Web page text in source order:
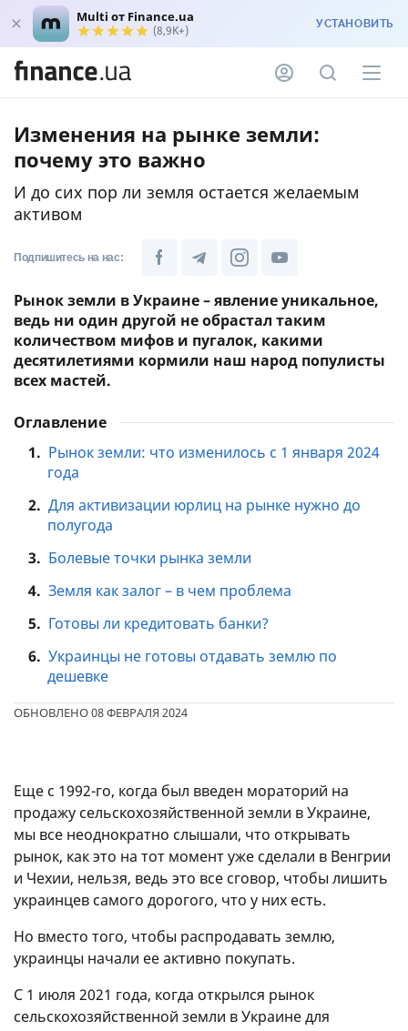
Multi от Finance.ua
(8,9K+) УСТАНОВИТЬ
Изменения на рынке земли:
почему это важно
И до сих пор ли земля остается желаемым
активом
Подпишитесь на нас:
Рынок земли в Украине – явление уникальное,
ведь ни один другой не обрастал таким
количеством мифов и пугалок, какими
десятилетиями кормили наш народ популисты
всех мастей.
Оглавление
1. Рынок земли: что изменилось с 1 января 2024
года
2. Для активизации юрлиц на рынке нужно до
полугода
3. Болевые точки рынка земли
4. Земля как залог – в чем проблема
5. Готовы ли кредитовать банки?
6. Украинцы не готовы отдавать землю по
дешевке
ОБНОВЛЕНО 08 ФЕВРАЛЯ 2024
Еще с 1992-го, когда был введен мораторий на
продажу сельскохозяйственной земли в Украине,
мы все неоднократно слышали, что открывать
рынок, как это на тот момент уже сделали в Венгрии
и Чехии, нельзя, ведь это все сговор, чтобы лишить
украинцев самого дорогого, что у них есть.
Но вместо того, чтобы распродавать землю,
украинцы начали ее активно покупать.
С 1 июля 2021 года, когда открылся рынок
сельскохозяйственной земли в Украине для